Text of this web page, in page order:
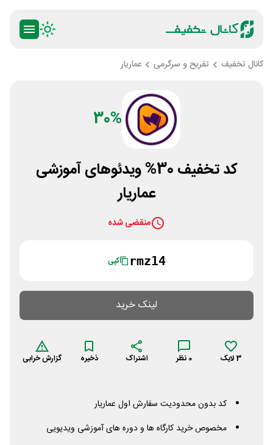
کانال تخفیف تفریح و سرگرمی عماریار
30%
کد تخفیف 30% ویدئوهای آموزشی
عماریار
منقضی شده
rmz14 کپی
لینک خرید
3 لایک 0 نظر اشتراک ذخیره گزارش خرابی
کد بدون محدودیت سفارش اول عماریار
مخصوص خرید کارگاه ها و دوره های آموزشی ویدیویی